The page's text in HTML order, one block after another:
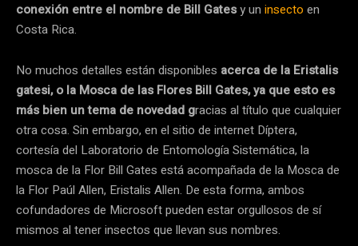
conexión entre el nombre de Bill Gatesy un insecto en
Costa Rica.
No muchos detalles están disponibles acerca de la Eristalis
gatesi, o la Mosca de las Flores Bill Gates, ya que esto es
más bien un tema de novedad gracias al título que cualquier
otra cosa. Sin embargo, en el sitio de internet Díptera,
cortesía del Laboratorio de Entomología Sistemática, la
mosca de la Flor Bill Gates está acompañada de la Mosca de
la Flor Paúl Allen, Eristalis Allen. De esta forma, ambos
cofundadores de Microsoft pueden estar orgullosos de sí
mismos al tener insectos que llevan sus nombres.